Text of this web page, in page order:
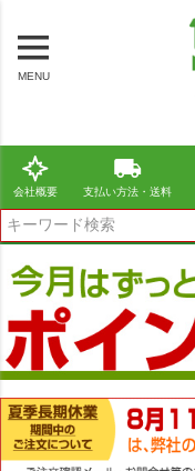
MENU
会社概要 支払い方法・送料